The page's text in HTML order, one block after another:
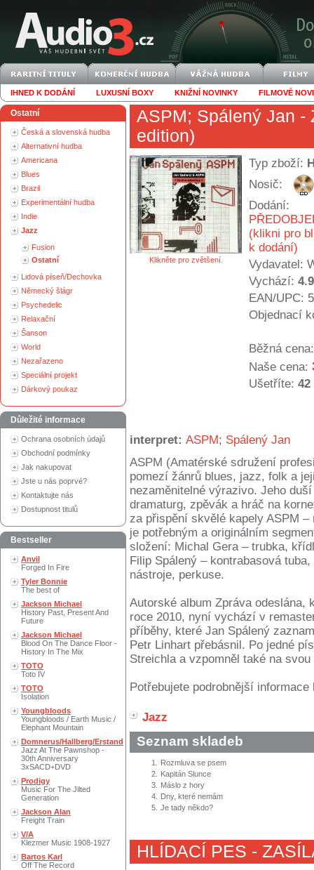
IHNED K DODÁNÍ LUXUSNÍ BOXY KNIŽNÍ NOVINKY FILMOVÉ
Ostatní
Česká a slovenská hudba
Alternativní hudba
Americana
Blues
Brazil
Experimentální hudba
Indie
Jazz
Fusion
Ostatní
Lidová píseň/Dechovka
Německý šlágr
Psychedelic
Relaxační
Šanson
World
Nezařazeno
Speciální projekt
Dárkový poukaz
Důležité informace
Ochrana osobních údajů
Obchodní podmínky
Jak nakupovat
Jste u nás poprvé?
Kontaktujte nás
Dostupnost titulů
Bestseller
Anvil
Forged In Fire
Tyler Bonnie
The best of
Jackson Michael
History Past, Present And
Future
Jackson Michael
Blood On The Dance Floor -
History In The Mix
TOTO
Toto IV
TOTO
Isolation
Youngbloods
Youngbloods / Earth Music /
Elephant Mountain
Domnerus/Hallberg/Erstand
Jazz At The Pawnshop -
30th Anniversary
3xSACD+DVD
Prodigy
Music For The Jilted
Generation
Jackson Alan
Freight Train
V/A
Klezmer Music 1908-1927
Bartos Karl
Off The Record
ASPM; Spálený Jan -
edition)
Klikněte pro zvětšení.
Typ zboží:
Nosič:
Dodání:
(klikni pro
k dodání)
Vydavatel:
Vychází:
EAN/UPC:
Objednací
Běžná cena:
Naše cena:
Ušetříte: 42
interpret: ASPM; Spálený Jan
ASPM (Amatérské sdružení
pomezí žánrů blues, jazz, folk a
nezaměnitelné výrazivo. Jeho
dramaturg, zpěvák a hráč na
za přispění skvělé kapely ASPM
je potřebným a originálním
složení: Michal Gera – trubka,
Filip Spálený – kontrabasová
nástroje, perkuse.
Autorské album Zpráva odeslána,
roce 2010, nyní vychází v
příběhy, které Jan Spálený
Petr Linhart přebásnil. Po jedné
Streichla a vzpomněl také na
Potřebujete podrobnější
Jazz
Seznam skladeb
1.
Rozmluva se psem
2.
Kapitán Slunce
3.
Máslo z hory
4.
Dny, které nemám
5. Je tady někdo?
HLÍDACÍ PES -